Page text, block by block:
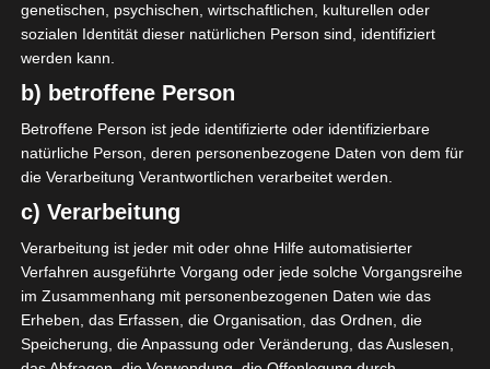
Ligue 1 Pro Tunesien
2023/2024 – 8. Spieltag
Playoff (Meisterrunde)
24. Mai 2024 Platzwart
1409 Views
8. Spieltag 2023/2024 Playoff
Der achte Spieltag der Meisterrunde (Playoff) der
Ligue 1 Pro Tunesien 2023/2024 findet zwischen
genetischen, psychischen, wirtschaftlichen, kulturellen oder
sozialen Identität dieser natürlichen Person sind, identifiziert
werden kann.
b) betroffene Person
Betroffene Person ist jede identifizierte oder identifizierbare
natürliche Person, deren personenbezogene Daten von dem für
die Verarbeitung Verantwortlichen verarbeitet werden.
c) Verarbeitung
Verarbeitung ist jeder mit oder ohne Hilfe automatisierter
Verfahren ausgeführte Vorgang oder jede solche Vorgangsreihe
im Zusammenhang mit personenbezogenen Daten wie das
Erheben, das Erfassen, die Organisation, das Ordnen, die
Speicherung, die Anpassung oder Veränderung, das Auslesen,